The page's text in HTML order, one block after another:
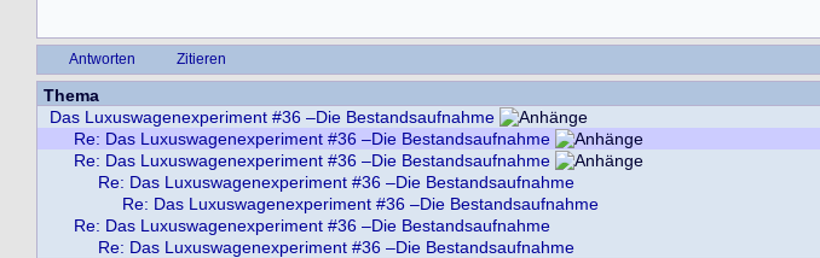
Antworten Zitieren
Thema
Das Luxuswagenexperiment #36 –Die Bestandsaufnahme
Re: Das Luxuswagenexperiment #36 –Die Bestandsaufnahme
Re: Das Luxuswagenexperiment #36 –Die Bestandsaufnahme
Re: Das Luxuswagenexperiment #36 –Die Bestandsaufnahme
Re: Das Luxuswagenexperiment #36 –Die Bestandsaufnahme
Re: Das Luxuswagenexperiment #36 –Die Bestandsaufnahme
Re: Das Luxuswagenexperiment #36 –Die Bestandsaufnahme